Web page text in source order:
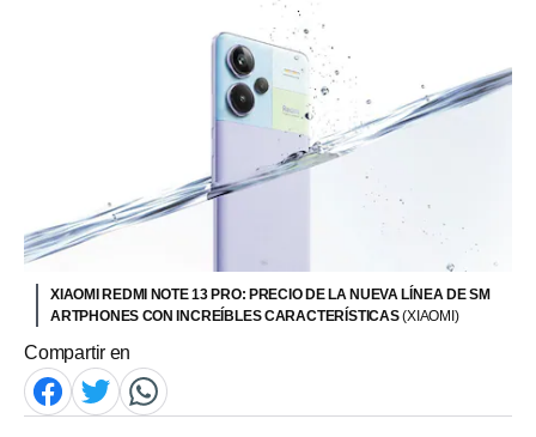
XIAOMI REDMI NOTE 13 PRO: PRECIO DE LA NUEVA LÍNEA DE SM
ARTPHONES CON INCREÍBLES CARACTERÍSTICAS(XIAOMI)
Compartir en